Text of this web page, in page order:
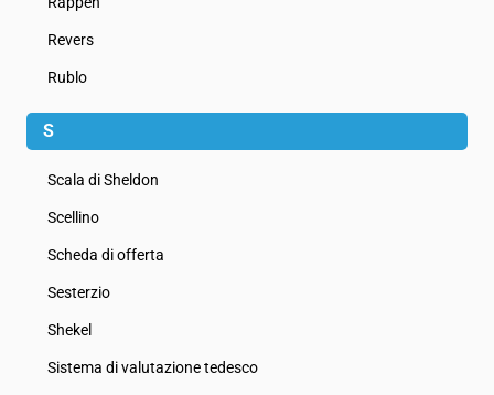
Revers
Rublo
S
Scala di Sheldon
Scellino
Scheda di offerta
Sesterzio
Shekel
Sistema di valutazione tedesco